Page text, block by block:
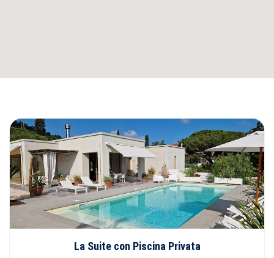
La Suite con Piscina Privata